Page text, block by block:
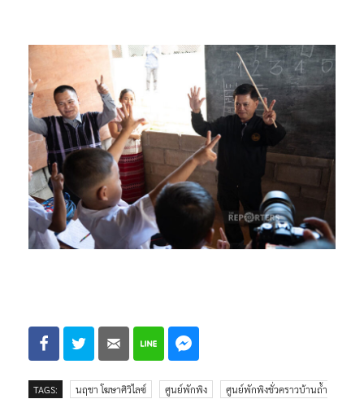
TAGS: นฤชา โฆษาศิวิไลซ์ ศูนย์พักพิง
ศูนย์พักพิงชั่วคราวบ้านถ้ำ